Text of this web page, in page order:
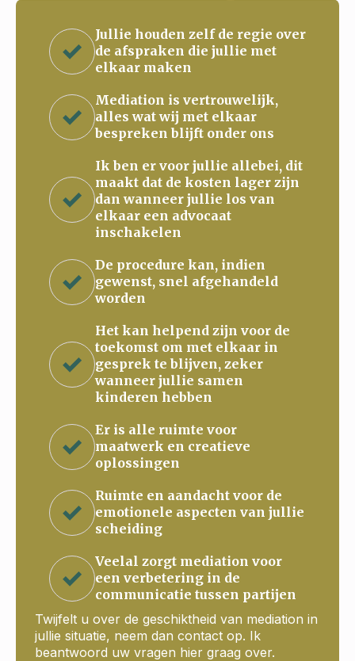
Jullie houden zelf de regie over
de afspraken die jullie met
elkaar maken
Mediation is vertrouwelijk,
alles wat wij met elkaar
bespreken blijft onder ons
Ik ben er voor jullie allebei, dit
maakt dat de kosten lager zijn
dan wanneer jullie los van
elkaar een advocaat
inschakelen
De procedure kan, indien
gewenst, snel afgehandeld
worden
Het kan helpend zijn voor de
toekomst om met elkaar in
gesprek te blijven, zeker
wanneer jullie samen
kinderen hebben
Er is alle ruimte voor
maatwerk en creatieve
oplossingen
Ruimte en aandacht voor de
emotionele aspecten van jullie
scheiding
Veelal zorgt mediation voor
een verbetering in de
communicatie tussen partijen
Twijfelt u over de geschiktheid van mediation in
jullie situatie, neem dan contact op. Ik
beantwoord uw vragen hier graag over.